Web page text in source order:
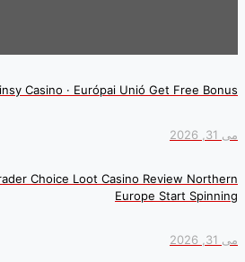
Haladó Védelem
Board Punt